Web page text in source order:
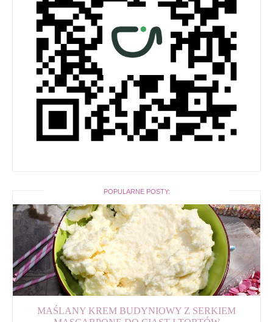
POPULARNE POSTY:
MAŚLANY KREM BUDYNIOWY Z SERKIEM